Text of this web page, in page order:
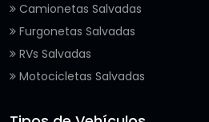
Camionetas Salvadas
Furgonetas Salvadas
RVs Salvadas
Motocicletas Salvadas